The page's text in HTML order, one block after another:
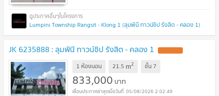
Lumpini Township Rangsit - Klong 1 (ลุมพินี ทาวน์ชิป รังสิต - คลอง 1)
JK 6235888 : ลุมพินี ทาวน์ชิป รังสิต - คลอง 1
1 ห้องนอน 21.5 m2 ชั้น 7
833,000 บาท
05/08/2026 2:02:49